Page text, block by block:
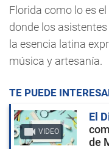
Florida como lo es
donde los
la esencia latina
música y artesanía.
TE PUEDE
VIDEO
El
de